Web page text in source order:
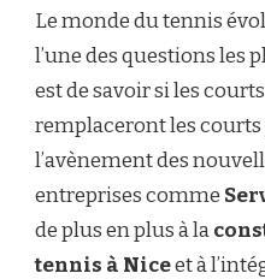
Le monde du tennis
l’une des questions les
est de savoir si les
remplaceront les courts
l’avènement des
entreprises comme
de plus en plus à la
tennis à Niceet à